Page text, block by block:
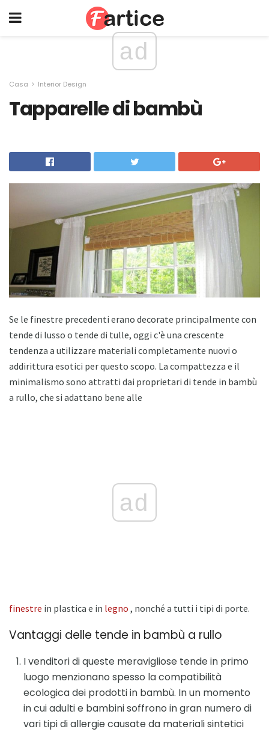
ad
Casa Interior Design
Tapparelle di bambù
Se le finestre precedenti erano decorate principalmente con
tende di lusso o tende di tulle, oggi c'è una crescente
tendenza a utilizzare materiali completamente nuovi o
addirittura esotici per questo scopo. La compattezza e il
minimalismo sono attratti dai proprietari di tende in bambù
a rullo, che si adattano bene alle
ad
finestre in plastica e in legno , nonché a tutti i tipi di porte.
Vantaggi delle tende in bambù a rullo
I venditori di queste meravigliose tende in primo
luogo menzionano spesso la compatibilità
ecologica dei prodotti in bambù. In un momento
in cui adulti e bambini soffrono in gran numero di
vari tipi di allergie causate da materiali sintetici